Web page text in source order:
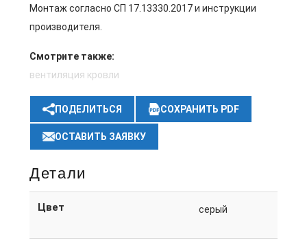
Монтаж согласно СП 17.13330.2017 и инструкции
производителя.
Смотрите также:
вентиляция кровли
ПОДЕЛИТЬСЯ СОХРАНИТЬ PDF
ОСТАВИТЬ ЗАЯВКУ
Детали
Цвет серый